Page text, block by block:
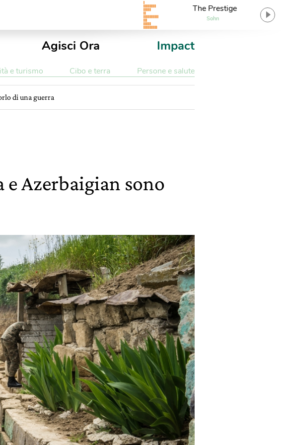
The Prestige
Sohn
Agisci Ora Impact
e turismo Cibo e terra Persone e salute
di una guerra
Azerbaigian sono